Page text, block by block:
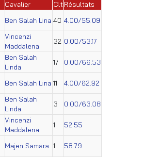
Cavalier Clt Résultats
Ben Salah Lina 40 4.00/55.09
Vincenzi
Maddalena
32 0.00/53.17
Ben Salah
Linda
17 0.00/66.53
Ben Salah Lina 11 4.00/62.92
Ben Salah
Linda
3 0.00/63.08
Vincenzi
Maddalena
1 52.55
Majen Samara 1 58.79